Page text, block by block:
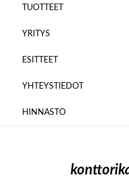
TUOTTEET
YRITYS
ESITTEET
YHTEYSTIEDOT
HINNASTO